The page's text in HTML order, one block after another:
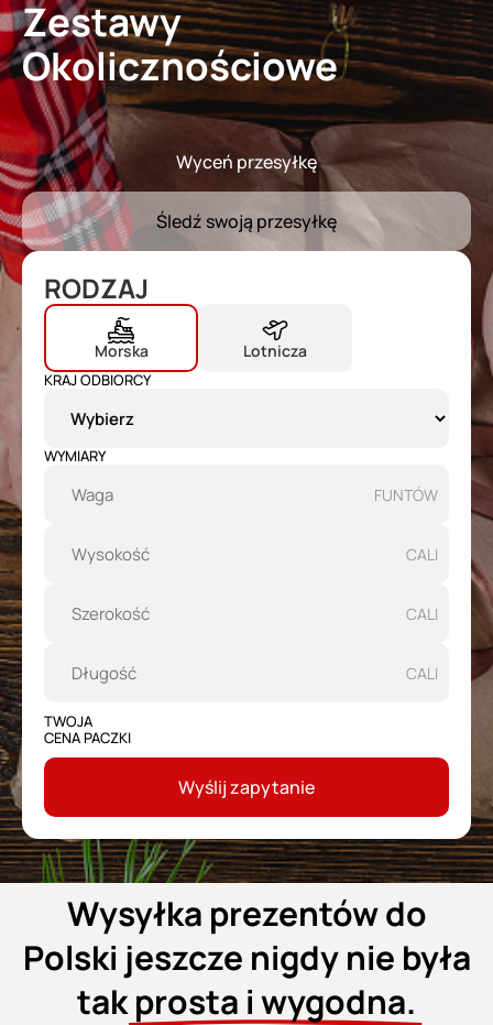
1-773-736-3636 doma travel
Start
O nas
Prezenty
Usługi
Tracking Paczek
Blog
Kontakt
Zestawy
Okolicznościowe
Wyceń przesyłkę
Śledź swoją przesyłkę
RODZAJ
Morska Lotnicza
KRAJ ODBIORCY
WYMIARY
FUNTÓW
CALI
CALI
CALI
TWOJA
CENA PACZKI
Wyślij zapytanie
Wysyłka prezentów do
Polski jeszcze nigdy nie była
takprosta i wygodna.